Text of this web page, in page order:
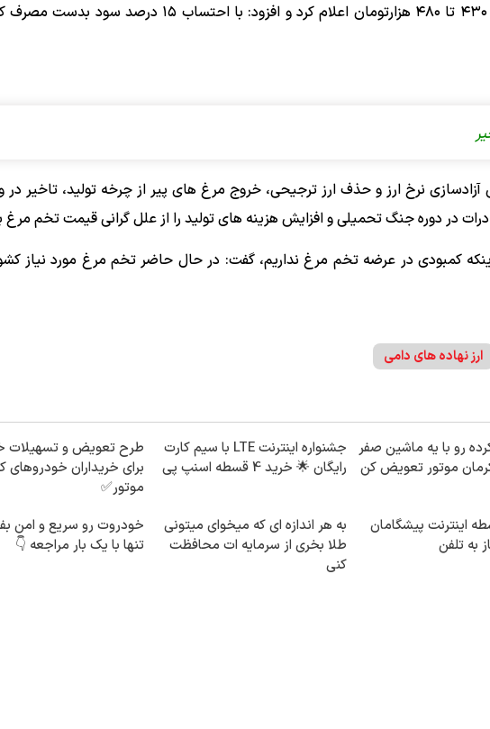
وی قیمت هرشانه تخم مرغ در بنکداری ها را ۴۳۰ تا ۴۸۰ هزارتومان اعلام کرد و افزود: با
نرخ ارز و حذف ارز ترجیحی، خروج مرغ های پیر از چرخه تولید، تاخیر در
در دوره جنگ تحمیلی و افزایش هزینه های تولید را از علل گرانی قیمت تخم مرغ
کمبودی در عرضه تخم مرغ نداریم، گفت: در حال حاضر تخم مرغ مورد نیاز
ارز نهاده های دامی
رو با یه ماشین صفر
کرمان موتور تعویض کن
جشنواره اینترنت LTE با سیم کارت
رایگان 🌟 خرید 4 قسطه اسنپ پی
طرح تعویض و تسهیلات
برای خریداران خودروهای
موتور✅
4 قسطه اینترنت پیشگامان
به تلفن
به هر اندازه ای که میخوای میتونی
طلا بخری از سرمایه ات محافظت
کنی
خودروت رو سریع و امن
تنها با یک بار مراجعه 👇